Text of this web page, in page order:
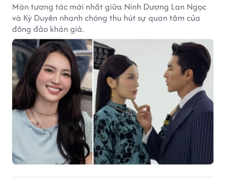
Màn tương tác mới nhất giữa Ninh Dương Lan Ngọc
và Kỳ Duyên nhanh chóng thu hút sự quan tâm của
đông đảo khán giả.